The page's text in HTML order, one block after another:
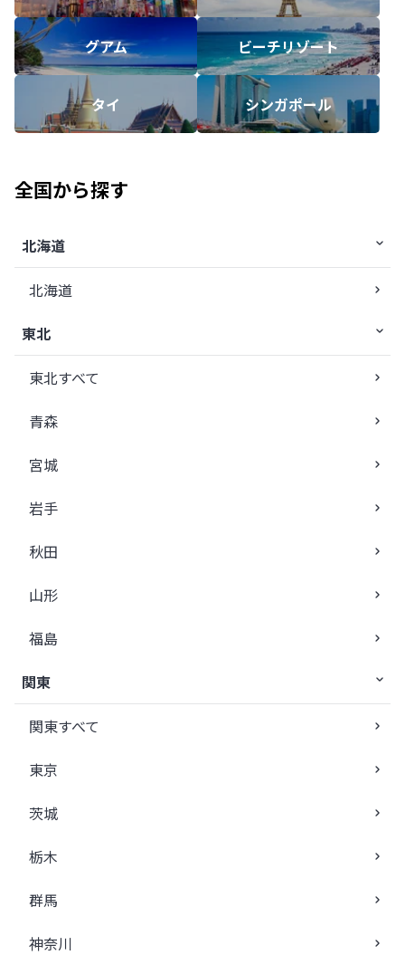
グアム ビーチリゾート
タイ シンガポール
全国から探す
北海道
北海道
東北
東北すべて
青森
宮城
岩手
秋田
山形
福島
関東
関東すべて
東京
茨城
栃木
群馬
神奈川